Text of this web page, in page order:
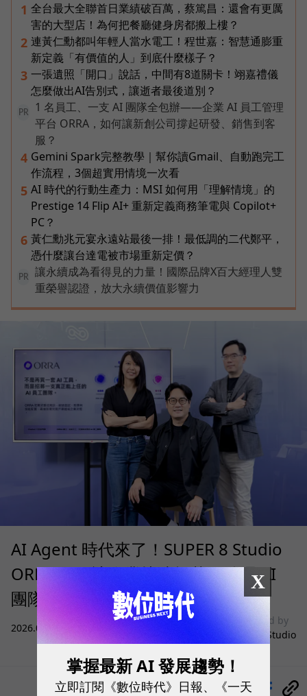
1 全台最大全聯首日業績破百萬，蔡篤昌：還會有更厲
害的大型店！為何把餐廳健身房都搬上樓？
2 連黃仁勳都叫年輕人當水電工！程世嘉：智慧通膨重
新定義「有價值的人」到底什麼樣子？
3 一張遺照「開口」說話，中間有8道關卡！翊嘉禮儀
怎麼做出AI告別式，讓逝者最後道別？
PR
1 名員工、一支 AI 團隊全包辦——企業 AI 員工管理
平台 ORRA，如何讓新創公司撐起研發、銷售到客
服？
4 Gemini Spark完整教學｜幫你讀Gmail、自動跑完工
作流程，3個超實用情境一次看
5 AI 時代的行動生產力：MSI 如何用「理解情境」的
Prestige 14 Flip AI+ 重新定義商務筆電與 Copilot+
PC？
6 黃仁勳兆元宴永遠站最後一排！最低調的二代鄭平，
憑什麼讓台達電被市場重新定價？
PR
讓永續成為看得見的力量！國際品牌X百大經理人雙
重榮譽認證，放大永續價值影響力
AI Agent 時代來了！SUPER 8 Studio
ORRA 如何讓企業快速招募、治理 AI
團隊？
2026.08.05 雲端運算與服務
sponsored by
SUPER 8 Studio
分享
X
掌握最新 AI 發展趨勢！
立即訂閱《數位時代》日報、《一天